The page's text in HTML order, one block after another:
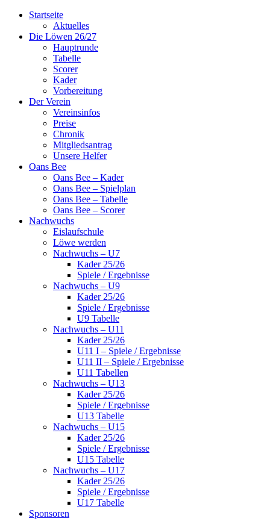
Startseite
Aktuelles
Die Löwen 26/27
Hauptrunde
Tabelle
Scorer
Kader
Vorbereitung
Der Verein
Vereinsinfos
Preise
Chronik
Mitgliedsantrag
Unsere Helfer
Oans Bee
Oans Bee – Kader
Oans Bee – Spielplan
Oans Bee – Tabelle
Oans Bee – Scorer
Nachwuchs
Eislaufschule
Löwe werden
Nachwuchs – U7
Kader 25/26
Spiele / Ergebnisse
Nachwuchs – U9
Kader 25/26
Spiele / Ergebnisse
U9 Tabelle
Nachwuchs – U11
Kader 25/26
U11 I – Spiele / Ergebnisse
U11 II – Spiele / Ergebnisse
U11 Tabellen
Nachwuchs – U13
Kader 25/26
Spiele / Ergebnisse
U13 Tabelle
Nachwuchs – U15
Kader 25/26
Spiele / Ergebnisse
U15 Tabelle
Nachwuchs – U17
Kader 25/26
Spiele / Ergebnisse
U17 Tabelle
Sponsoren